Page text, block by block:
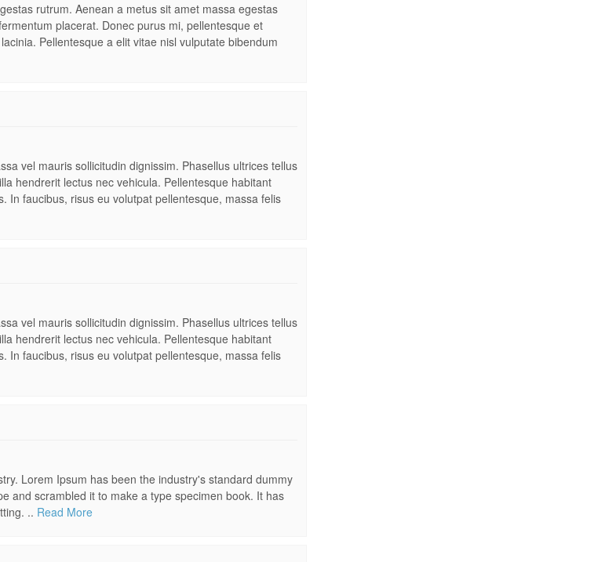
rutrum. Aenean a metus sit amet massa egestas
placerat. Donec purus mi, pellentesque et
Pellentesque a elit vitae nisl vulputate bibendum
vel mauris sollicitudin dignissim. Phasellus ultrices tellus
hendrerit lectus nec vehicula. Pellentesque habitant
In faucibus, risus eu volutpat pellentesque, massa felis
vel mauris sollicitudin dignissim. Phasellus ultrices tellus
hendrerit lectus nec vehicula. Pellentesque habitant
In faucibus, risus eu volutpat pellentesque, massa felis
Lorem Ipsum has been the industry's standard dummy
and scrambled it to make a type specimen book. It has
.. Read More